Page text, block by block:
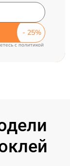
cполитикой